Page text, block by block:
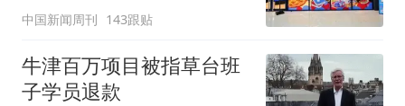
中国新闻周刊 143跟贴
牛津百万项目被指草台班
子学员退款